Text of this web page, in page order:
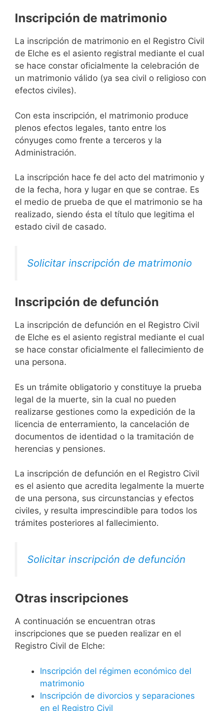
Inscripción de matrimonio
La inscripción de matrimonio en el Registro Civil
de Elche es el asiento registral mediante el cual
se hace constar oficialmente la celebración de
un matrimonio válido (ya sea civil o religioso con
efectos civiles).
Con esta inscripción, el matrimonio produce
plenos efectos legales, tanto entre los
cónyuges como frente a terceros y la
Administración.
La inscripción hace fe del acto del matrimonio y
de la fecha, hora y lugar en que se contrae. Es
el medio de prueba de que el matrimonio se ha
realizado, siendo ésta el título que legitima el
estado civil de casado.
Solicitar inscripción de matrimonio
Inscripción de defunción
La inscripción de defunción en el Registro Civil
de Elche es el asiento registral mediante el cual
se hace constar oficialmente el fallecimiento de
una persona.
Es un trámite obligatorio y constituye la prueba
legal de la muerte, sin la cual no pueden
realizarse gestiones como la expedición de la
licencia de enterramiento, la cancelación de
documentos de identidad o la tramitación de
herencias y pensiones.
La inscripción de defunción en el Registro Civil
es el asiento que acredita legalmente la muerte
de una persona, sus circunstancias y efectos
civiles, y resulta imprescindible para todos los
trámites posteriores al fallecimiento.
Solicitar inscripción de defunción
Otras inscripciones
A continuación se encuentran otras
inscripciones que se pueden realizar en el
Registro Civil de Elche:
Inscripción del régimen económico del
matrimonio
Inscripción de divorcios y separaciones
en el Registro Civil